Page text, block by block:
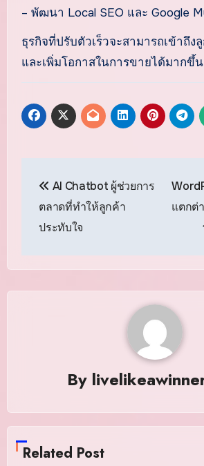
– พัฒนา Local SEO และ Google
ธุรกิจที่ปรับตัวเร็วจะสามารถเข้าถึง
และเพิ่มโอกาสในการขายได้มากขึ้น
เรื่องAI Chatbot ผู้ช่วยการ
ตลาดที่ทำให้ลูกค้า
ประทับใจ
แตกต่
By
Related Post